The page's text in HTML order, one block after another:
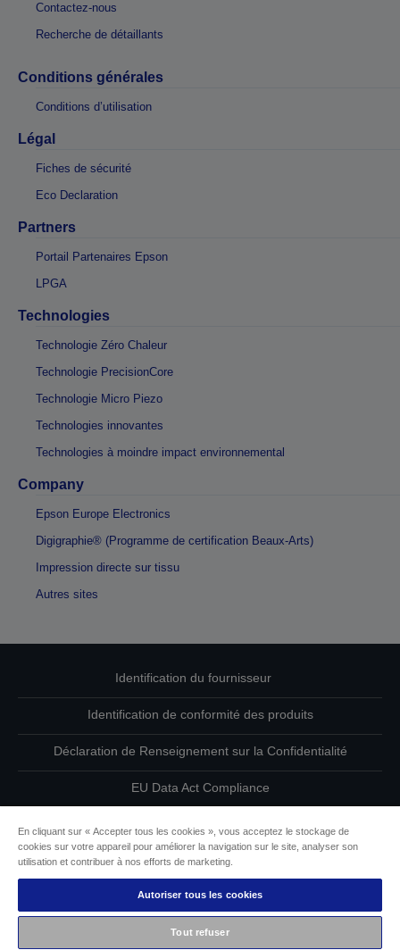
Contactez-nous
Recherche de détaillants
Conditions générales
Conditions d’utilisation
Légal
Fiches de sécurité
Eco Declaration
Partners
Portail Partenaires Epson
LPGA
Technologies
Technologie Zéro Chaleur
Technologie PrecisionCore
Technologie Micro Piezo
Technologies innovantes
Technologies à moindre impact environnemental
Company
Epson Europe Electronics
Digigraphie® (Programme de certification Beaux-Arts)
Impression directe sur tissu
Autres sites
Identification du fournisseur
Identification de conformité des produits
Déclaration de Renseignement sur la Confidentialité
EU Data Act Compliance
Informations sur les cookies
L’engagement d’Epson pour l’accessibilité
En cliquant sur « Accepter tous les cookies », vous acceptez le stockage de
cookies sur votre appareil pour améliorer la navigation sur le site, analyser son
utilisation et contribuer à nos efforts de marketing.
Autoriser tous les cookies
Tout refuser